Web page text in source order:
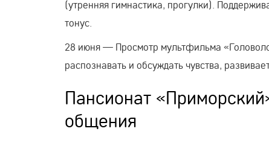
(утренняя гимнастика, прогулки).
тонус.
28 июня — Просмотр мультфильма
распознавать и обсуждать чувства,
Пансионат
общения